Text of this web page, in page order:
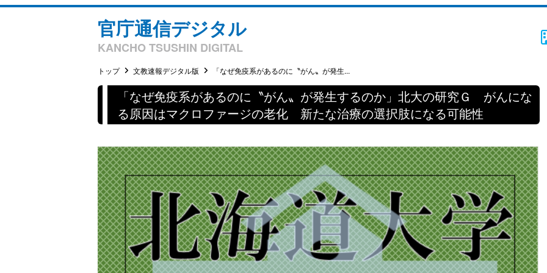
官庁通信デジタル
KANCHO TSUSHIN DIGITAL
トップ 文教速報デジタル版 「なぜ免疫系があるのに〝がん〟が発生...
「なぜ免疫系があるのに〝がん〟が発生するのか」北大の研究Ｇ がんにな
る原因はマクロファージの老化 新たな治療の選択肢になる可能性